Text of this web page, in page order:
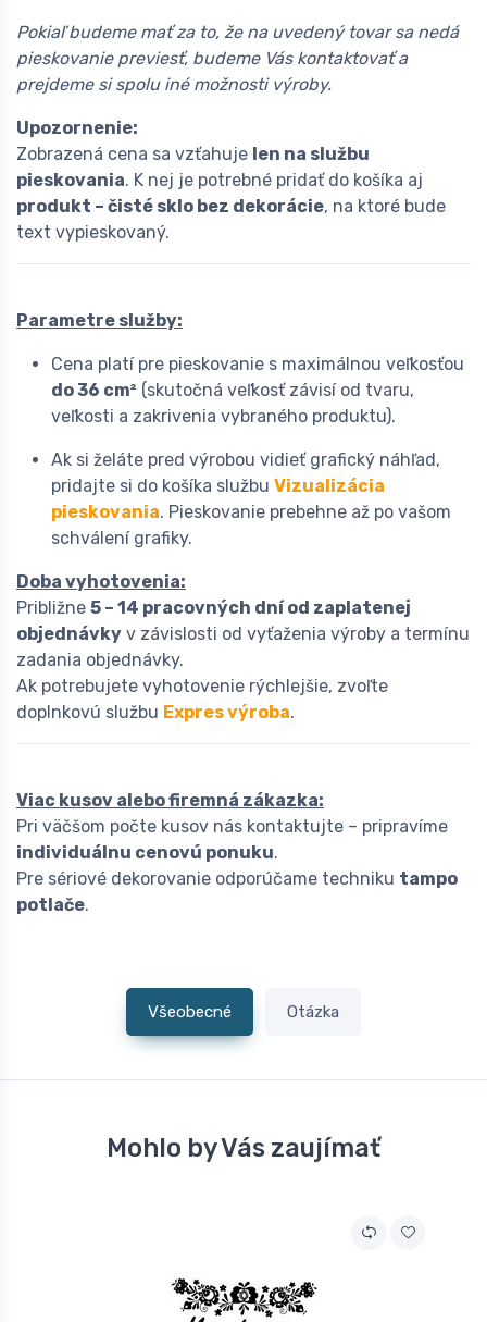
Pokiaľ budeme mať za to, že na uvedený tovar sa nedá
pieskovanie previesť, budeme Vás kontaktovať a
prejdeme si spolu iné možnosti výroby.
Upozornenie:
Zobrazená cena sa vzťahuje len na službu
pieskovania. K nej je potrebné pridať do košíka aj
produkt – čisté sklo bez dekorácie, na ktoré bude
text vypieskovaný.
Parametre služby:
Cena platí pre pieskovanie s maximálnou veľkosťou
do 36 cm² (skutočná veľkosť závisí od tvaru,
veľkosti a zakrivenia vybraného produktu).
Ak si želáte pred výrobou vidieť grafický náhľad,
pridajte si do košíka službu Vizualizácia
pieskovania. Pieskovanie prebehne až po vašom
schválení grafiky.
Doba vyhotovenia:
Približne 5 – 14 pracovných dní od zaplatenej
objednávky v závislosti od vyťaženia výroby a termínu
zadania objednávky.
Ak potrebujete vyhotovenie rýchlejšie, zvoľte
doplnkovú službu Expres výroba.
Viac kusov alebo firemná zákazka:
Pri väčšom počte kusov nás kontaktujte – pripravíme
individuálnu cenovú ponuku.
Pre sériové dekorovanie odporúčame techniku tampo
potlače.
Všeobecné Otázka
Mohlo by Vás zaujímať